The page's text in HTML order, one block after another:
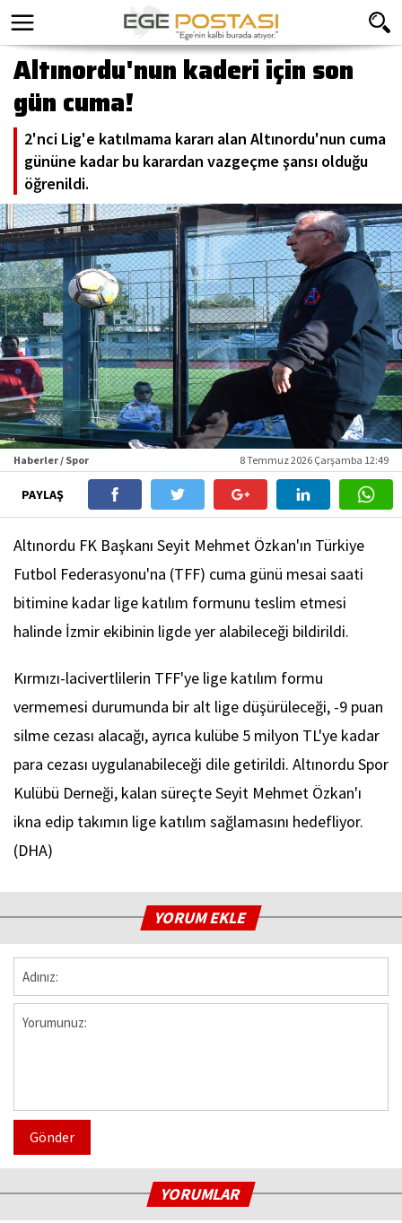
Altınordu'nun kaderi için son
gün cuma!
2'nci Lig'e katılmama kararı alan Altınordu'nun cuma
gününe kadar bu karardan vazgeçme şansı olduğu
öğrenildi.
Haberler / Spor 8 Temmuz 2026 Çarşamba 12:49
PAYLAŞ
Altınordu FK Başkanı Seyit Mehmet Özkan'ın Türkiye
Futbol Federasyonu'na (TFF) cuma günü mesai saati
bitimine kadar lige katılım formunu teslim etmesi
halinde İzmir ekibinin ligde yer alabileceği bildirildi.
Kırmızı-lacivertlilerin TFF'ye lige katılım formu
vermemesi durumunda bir alt lige düşürüleceği, -9 puan
silme cezası alacağı, ayrıca kulübe 5 milyon TL'ye kadar
para cezası uygulanabileceği dile getirildi. Altınordu Spor
Kulübü Derneği, kalan süreçte Seyit Mehmet Özkan'ı
ikna edip takımın lige katılım sağlamasını hedefliyor.
(DHA)
YORUM EKLE
Gönder
YORUMLAR